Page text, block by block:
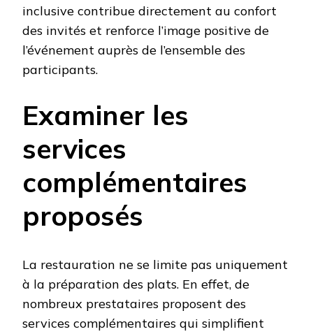
inclusive contribue directement au confort
des invités et renforce l’image positive de
l’événement auprès de l’ensemble des
participants.
Examiner les
services
complémentaires
proposés
La restauration ne se limite pas uniquement
à la préparation des plats. En effet, de
nombreux prestataires proposent des
services complémentaires qui simplifient